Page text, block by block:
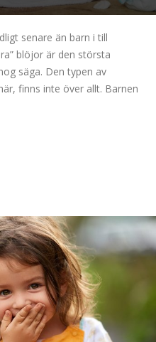
senare än barn i till
blöjor är den största
säga. Den typen av
finns inte över allt. Barnen